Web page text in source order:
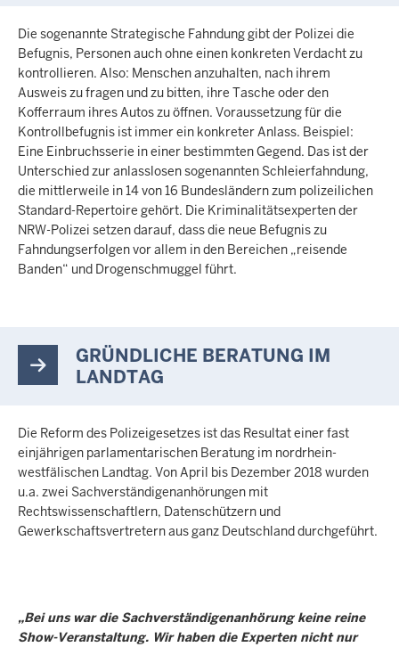
Die sogenannte Strategische Fahndung gibt der Polizei die
Befugnis, Personen auch ohne einen konkreten Verdacht zu
kontrollieren. Also: Menschen anzuhalten, nach ihrem
Ausweis zu fragen und zu bitten, ihre Tasche oder den
Kofferraum ihres Autos zu öffnen. Voraussetzung für die
Kontrollbefugnis ist immer ein konkreter Anlass. Beispiel:
Eine Einbruchsserie in einer bestimmten Gegend. Das ist der
Unterschied zur anlasslosen sogenannten Schleierfahndung,
die mittlerweile in 14 von 16 Bundesländern zum polizeilichen
Standard-Repertoire gehört. Die Kriminalitätsexperten der
NRW-Polizei setzen darauf, dass die neue Befugnis zu
Fahndungserfolgen vor allem in den Bereichen „reisende
Banden“ und Drogenschmuggel führt.
GRÜNDLICHE BERATUNG IM
LANDTAG
Die Reform des Polizeigesetzes ist das Resultat einer fast
einjährigen parlamentarischen Beratung im nordrhein-
westfälischen Landtag. Von April bis Dezember 2018 wurden
u.a. zwei Sachverständigenanhörungen mit
Rechtswissenschaftlern, Datenschützern und
Gewerkschaftsvertretern aus ganz Deutschland durchgeführt.
„Bei uns war die Sachverständigenanhörung keine reine
Show-Veranstaltung. Wir haben die Experten nicht nur